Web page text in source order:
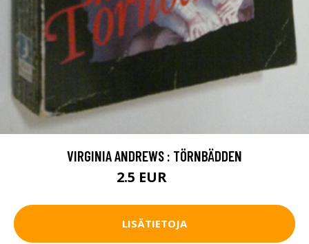
VIRGINIA ANDREWS : TÖRNBÄDDEN
2.5 EUR
LISÄTIETOJA